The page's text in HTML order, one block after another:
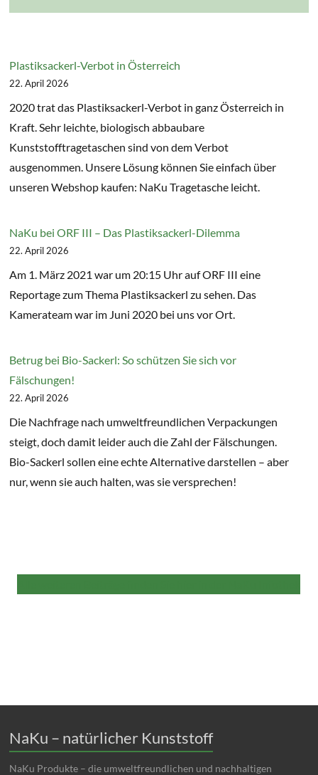
Plastiksackerl-Verbot in Österreich
22. April 2026
2020 trat das Plastiksackerl-Verbot in ganz Österreich in
Kraft. Sehr leichte, biologisch abbaubare
Kunststofftragetaschen sind von dem Verbot
ausgenommen. Unsere Lösung können Sie einfach über
unseren Webshop kaufen: NaKu Tragetasche leicht.
NaKu bei ORF III – Das Plastiksackerl-Dilemma
22. April 2026
Am 1. März 2021 war um 20:15 Uhr auf ORF III eine
Reportage zum Thema Plastiksackerl zu sehen. Das
Kamerateam war im Juni 2020 bei uns vor Ort.
Betrug bei Bio-Sackerl: So schützen Sie sich vor
Fälschungen!
22. April 2026
Die Nachfrage nach umweltfreundlichen Verpackungen
steigt, doch damit leider auch die Zahl der Fälschungen.
Bio-Sackerl sollen eine echte Alternative darstellen – aber
nur, wenn sie auch halten, was sie versprechen!
NaKu – natürlicher Kunststoff
NaKu Produkte – die umweltfreundlichen und nachhaltigen